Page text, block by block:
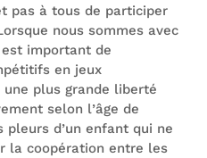
pas à tous de participer
nous sommes avec
important de
en jeux
plus grande liberté
selon l’âge de
pleurs d’un enfant qui ne
la coopération entre les